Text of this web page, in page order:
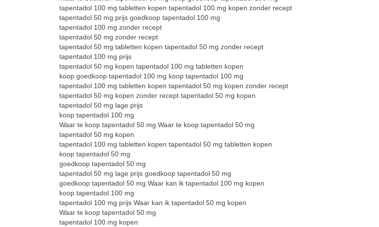
tapentadol 100 mg tabletten kopen tapentadol 100 mg kopen zonder recept
tapentadol 50 mg prijs goedkoop tapentadol 100 mg
tapentadol 100 mg zonder recept
tapentadol 50 mg zonder recept
tapentadol 50 mg tabletten kopen tapentadol 50 mg zonder recept
tapentadol 100 mg prijs
tapentadol 50 mg kopen tapentadol 100 mg tabletten kopen
koop goedkoop tapentadol 100 mg koop tapentadol 100 mg
tapentadol 100 mg tabletten kopen tapentadol 50 mg kopen zonder recept
tapentadol 50 mg kopen zonder recept tapentadol 50 mg kopen
tapentadol 50 mg lage prijs
koop tapentadol 100 mg
Waar te koop tapentadol 50 mg Waar te koop tapentadol 50 mg
tapentadol 50 mg kopen
tapentadol 100 mg tabletten kopen tapentadol 50 mg tabletten kopen
koop tapentadol 50 mg
goedkoop tapentadol 50 mg
tapentadol 50 mg lage prijs goedkoop tapentadol 50 mg
goedkoop tapentadol 50 mg Waar kan ik tapentadol 100 mg kopen
koop tapentadol 100 mg
tapentadol 100 mg prijs Waar kan ik tapentadol 50 mg kopen
Waar te koop tapentadol 50 mg
tapentadol 100 mg kopen